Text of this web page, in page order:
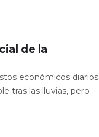
de la
económicos diarios
tras las lluvias, pero